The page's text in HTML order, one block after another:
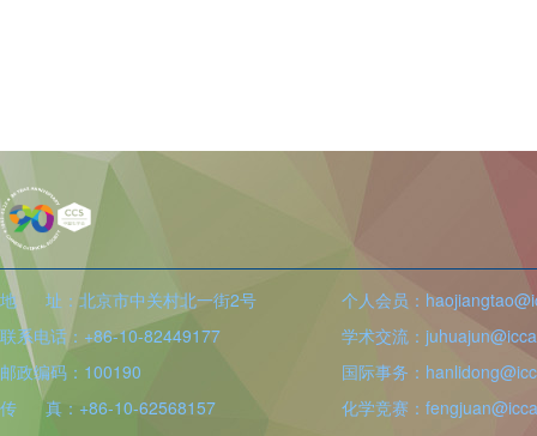
地 址：北京市中关村北一街2号
联系电话：+86-10-82449177
邮政编码：100190
传 真：+86-10-62568157
个人会员：
学术交流：
国际事务：
化学竞赛：